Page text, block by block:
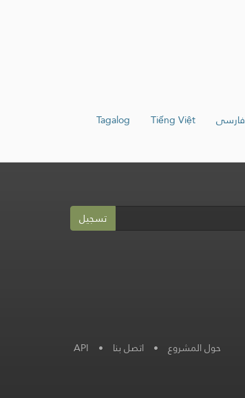
فارسی Tiếng Việt
Tagalog
تسجيل
حول المشروع • اتصل بنا •
API